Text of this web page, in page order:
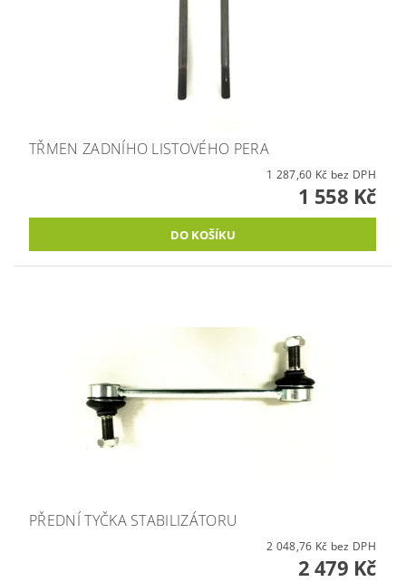
TŘMEN ZADNÍHO LISTOVÉHO PERA
1 287,60 Kč bez DPH
1 558 Kč
PŘEDNÍ TYČKA STABILIZÁTORU
2 048,76 Kč bez DPH
2 479 Kč